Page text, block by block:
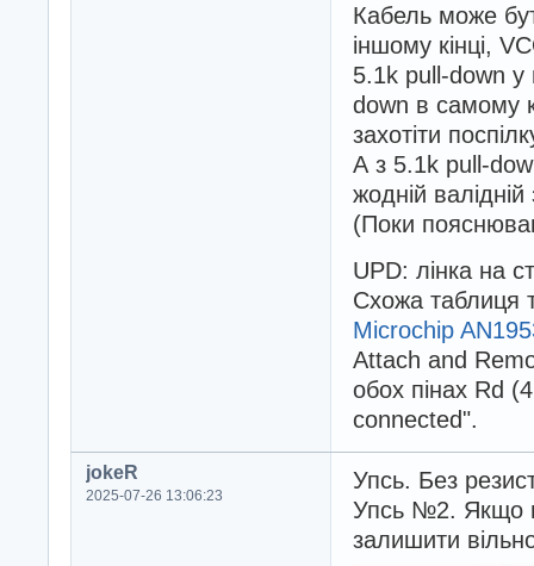
Кабель може
іншому кінці,
5.1k pull-down у
down в самому
захотіти
А з 5.1k pull-
жодній
(Поки
UPD: лінка на
Схожа таблиця
Microchip
Attach and
обох пінах Rd
connected".
jokeR
2025-07-26 13:06:23
Упсь. Без
Упсь №2. Якщо
залишити